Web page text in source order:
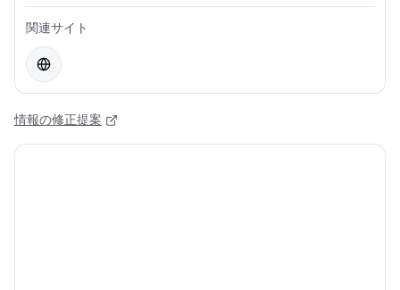
関連サイト
情報の修正提案